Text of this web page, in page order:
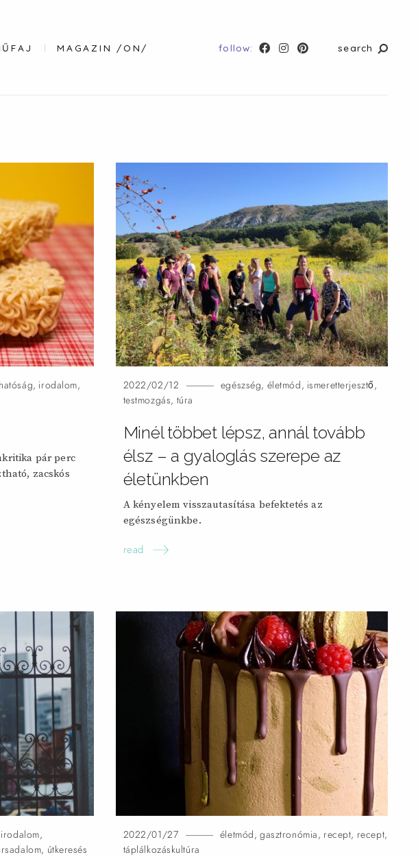
MAGAZIN /ON/ follow: search
, irodalom,
pár perc
zacskós
2022/02/12 egészség, életmód, ismeretterjesztő,
testmozgás, túra
Minél többet lépsz, annál tovább
élsz – a gyaloglás szerepe az
életünkben
A kényelem visszautasítása befektetés az
egészségünkbe.
read
irodalom,
, útkeresés
2022/01/27 életmód,gasztronómia, recept, recept,
táplálkozáskultúra